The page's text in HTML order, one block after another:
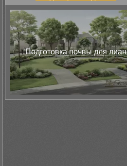
Подготовка почвы для лиан